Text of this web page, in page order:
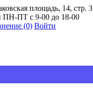
площадь, 14, стр. 3
ПН-ПТ с 9-00 до 18-00
(0) Войти